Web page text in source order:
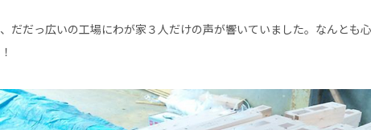
だだっ広いの工場にわが家３人だけの声が響いていました。なんとも